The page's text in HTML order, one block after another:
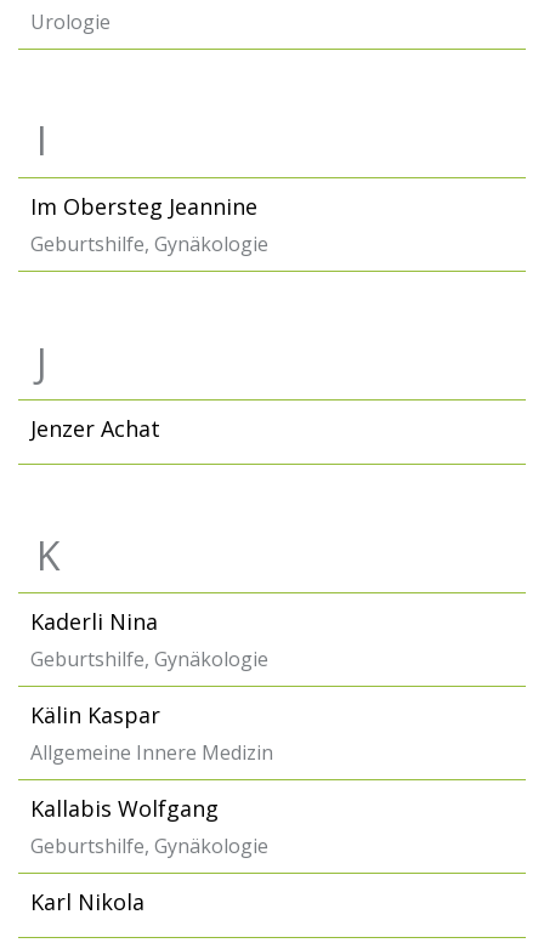
Urologie
I
Im Obersteg Jeannine
Geburtshilfe, Gynäkologie
J
Jenzer Achat
K
Kaderli Nina
Geburtshilfe, Gynäkologie
Kälin Kaspar
Allgemeine Innere Medizin
Kallabis Wolfgang
Geburtshilfe, Gynäkologie
Karl Nikola